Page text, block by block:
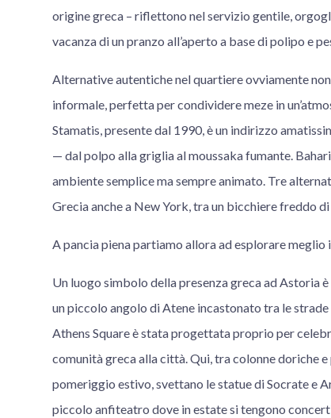
origine greca – riflettono nel servizio gentile,
vacanza di un pranzo all’aperto a base di polipo e
Alternative autentiche nel quartiere ovviamente
informale, perfetta per condividere meze in
Stamatis, presente dal 1990, è un indirizzo
— dal polpo alla griglia al moussaka fumante.
ambiente semplice ma sempre animato. Tre
Grecia anche a New York, tra un bicchiere freddo
A pancia piena partiamo allora ad esplorare meglio
Un luogo simbolo della presenza greca ad Astoria
un piccolo angolo di Atene incastonato tra le
Athens Square è stata progettata proprio per
comunità greca alla città. Qui, tra colonne doriche
pomeriggio estivo, svettano le statue di Socrate e
piccolo anfiteatro dove in estate si tengono